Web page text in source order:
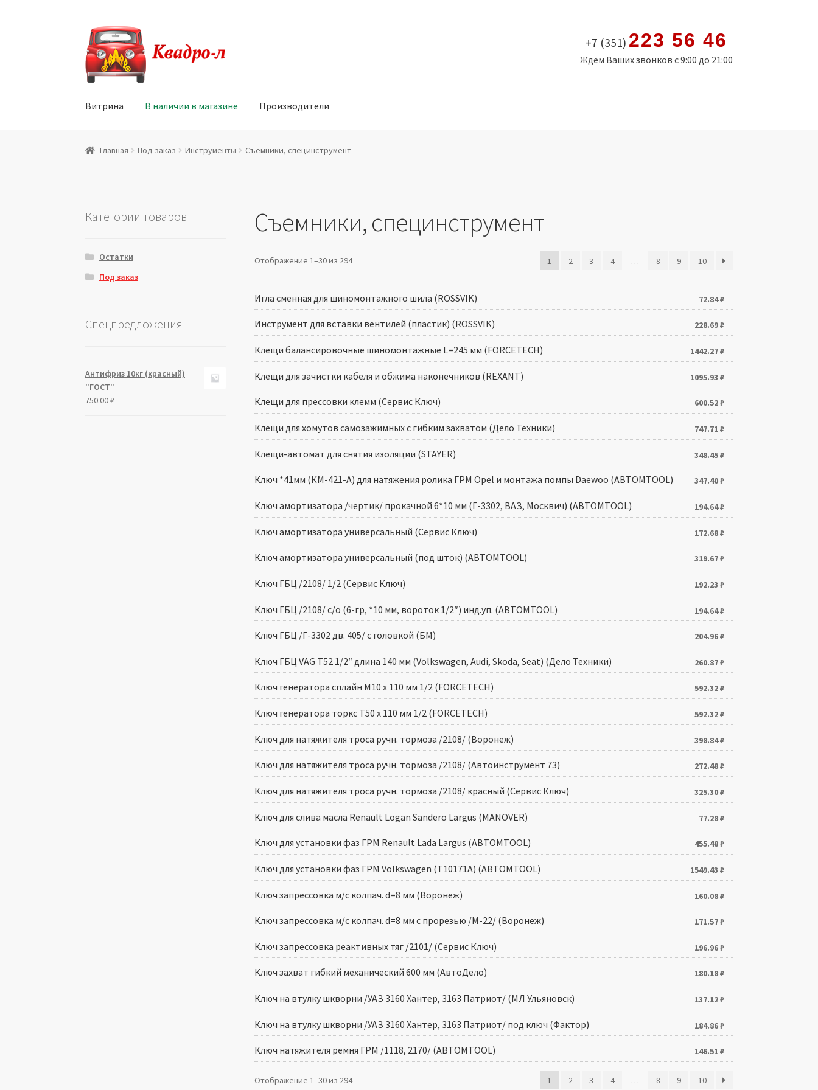
Перейти
к
навигации
Перейти
к
содержимому
+7 (351) 223 56 46
Ждём Ваших звонков с 9:00 до 21:00
Витрина В наличии в магазине Производители
Главная Витрина Мой аккаунт Политика в отношении обработки персональных данных
Главная Под заказ Инструменты Съемники, специнструмент
Съемники, специнструмент
Отображение 1–30 из 294 1 2 3 4 … 8 9 10
Игла сменная для шиномонтажного шила (ROSSVIK) 72.84₽
Инструмент для вставки вентилей (пластик) (ROSSVIK) 228.69₽
Клещи балансировочные шиномонтажные L=245 мм (FORCETECH) 1442.27₽
Клещи для зачистки кабеля и обжима наконечников (REXANT) 1095.93 ₽
Клещи для прессовки клемм (Сервис Ключ) 600.52₽
Клещи для хомутов самозажимных с гибким захватом (Дело Техники) 747.71₽
Клещи-автомат для снятия изоляции (STAYER) 348.45₽
Ключ *41мм (КМ-421-А) для натяжения ролика ГРМ Opel и монтажа помпы Daewoo (АВТОМTOOL) 347.40₽
Ключ амортизатора /чертик/ прокачной 6*10 мм (Г-3302, ВАЗ, Москвич) (АВТОМTOOL) 194.64₽
Ключ амортизатора универсальный (Сервис Ключ) 172.68₽
Ключ амортизатора универсальный (под шток) (АВТОМTOOL) 319.67₽
Ключ ГБЦ /2108/ 1/2 (Сервис Ключ) 192.23 ₽
Ключ ГБЦ /2108/ с/о (6-гр, *10 мм, вороток 1/2″) инд.уп. (АВТОМTOOL) 194.64₽
Ключ ГБЦ /Г-3302 дв. 405/ с головкой (БМ) 204.96₽
Ключ ГБЦ VAG T52 1/2″ длина 140 мм (Volkswagen, Audi, Skoda, Seat) (Дело Техники) 260.87₽
Ключ генератора сплайн М10 х 110 мм 1/2 (FORCETECH) 592.32₽
Ключ генератора торкс T50 x 110 мм 1/2 (FORCETECH) 592.32₽
Ключ для натяжителя троса ручн. тормоза /2108/ (Воронеж) 398.84₽
Ключ для натяжителя троса ручн. тормоза /2108/ (Автоинструмент 73) 272.48₽
Ключ для натяжителя троса ручн. тормоза /2108/ красный (Сервис Ключ) 325.30₽
Ключ для слива масла Renault Logan Sandero Largus (MANOVER) 77.28₽
Ключ для установки фаз ГРМ Renault Lada Largus (АВТОМTOOL) 455.48₽
Ключ для установки фаз ГРМ Volkswagen (Т10171А) (АВТОМTOOL) 1549.43 ₽
Ключ запрессовка м/с колпач. d=8 мм (Воронеж) 160.08₽
Ключ запрессовка м/с колпач. d=8 мм с прорезью /М-22/ (Воронеж) 171.57₽
Ключ запрессовка реактивных тяг /2101/ (Сервис Ключ) 196.96₽
Ключ захват гибкий механический 600 мм (АвтоДело) 180.18₽
Ключ на втулку шкворни /УАЗ 3160 Хантер, 3163 Патриот/ (МЛ Ульяновск) 137.12₽
Ключ на втулку шкворни /УАЗ 3160 Хантер, 3163 Патриот/ под ключ (Фактор) 184.86₽
Ключ натяжителя ремня ГРМ /1118, 2170/ (АВТОМTOOL) 146.51₽
Отображение 1–30 из 294 1 2 3 4 … 8 9 10
Категории товаров
Остатки
Под заказ
Спецпредложения
Антифриз 10кг (красный)
"ГОСТ"
750.00₽